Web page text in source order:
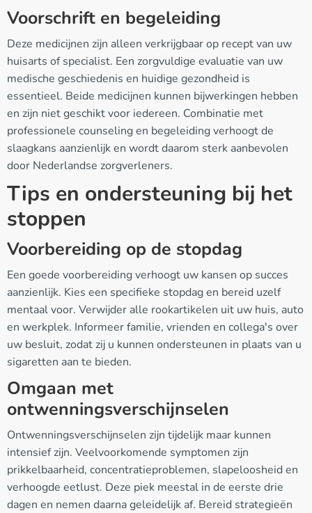
Voorschrift en begeleiding
Deze medicijnen zijn alleen verkrijgbaar op recept van uw
huisarts of specialist. Een zorgvuldige evaluatie van uw
medische geschiedenis en huidige gezondheid is
essentieel. Beide medicijnen kunnen bijwerkingen hebben
en zijn niet geschikt voor iedereen. Combinatie met
professionele counseling en begeleiding verhoogt de
slaagkans aanzienlijk en wordt daarom sterk aanbevolen
door Nederlandse zorgverleners.
Tips en ondersteuning bij het
stoppen
Voorbereiding op de stopdag
Een goede voorbereiding verhoogt uw kansen op succes
aanzienlijk. Kies een specifieke stopdag en bereid uzelf
mentaal voor. Verwijder alle rookartikelen uit uw huis, auto
en werkplek. Informeer familie, vrienden en collega's over
uw besluit, zodat zij u kunnen ondersteunen in plaats van u
sigaretten aan te bieden.
Omgaan met
ontwenningsverschijnselen
Ontwenningsverschijnselen zijn tijdelijk maar kunnen
intensief zijn. Veelvoorkomende symptomen zijn
prikkelbaarheid, concentratieproblemen, slapeloosheid en
verhoogde eetlust. Deze piek meestal in de eerste drie
dagen en nemen daarna geleidelijk af. Bereid strategieën